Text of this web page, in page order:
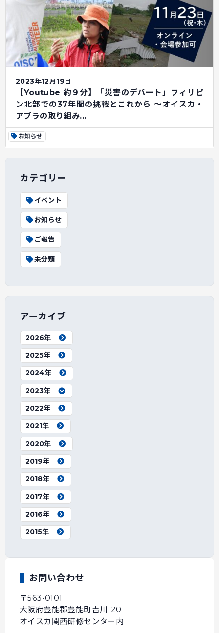
2023年12月19日
【Youtube 約９分】「災害のデパート」フィリピ
ン北部での37年間の挑戦とこれから ～オイスカ・
アブラの取り組み...
お知らせ
カテゴリー
イベント
お知らせ
ご報告
未分類
アーカイブ
2026年
2025年
2024年
2023年
2022年
2021年
2020年
2019年
2018年
2017年
2016年
2015年
お問い合わせ
〒563-0101
大阪府豊能郡豊能町吉川120
オイスカ関西研修センター内